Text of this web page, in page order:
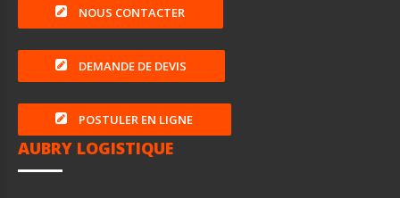
NOUS CONTACTER
DEMANDE DE DEVIS
POSTULER EN LIGNE
AUBRY LOGISTIQUE